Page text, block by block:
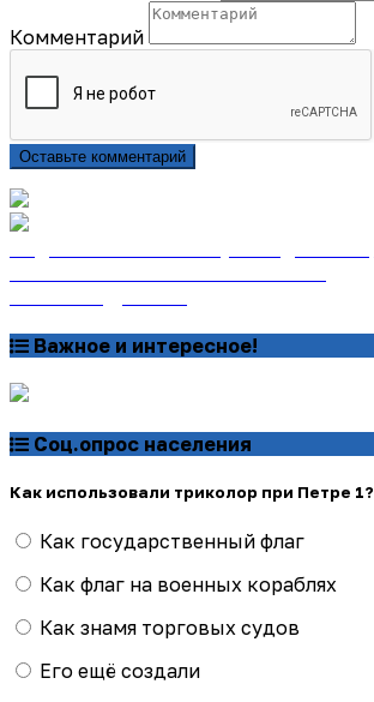
Комментарий
Оставьте комментарий
Важное и интересное!
Соц.опрос населения
Как использовали триколор при Петре 1?
Как государственный флаг
Как флаг на военных кораблях
Как знамя торговых судов
Его ещё создали